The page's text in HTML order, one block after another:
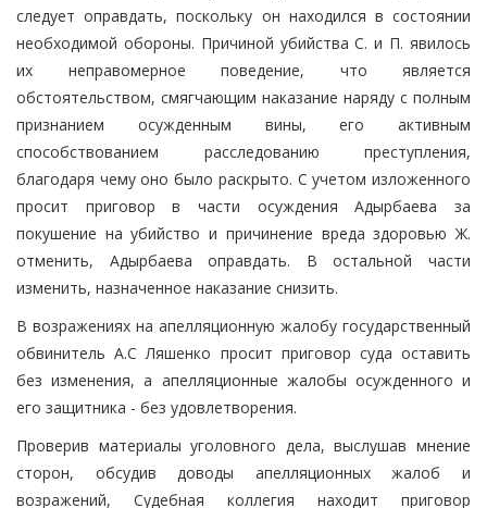
следует оправдать, поскольку он находился в состоянии
необходимой обороны. Причиной убийства С. и П. явилось
их неправомерное поведение, что является
обстоятельством, смягчающим наказание наряду с полным
признанием осужденным вины, его активным
способствованием расследованию преступления,
благодаря чему оно было раскрыто. С учетом изложенного
просит приговор в части осуждения Адырбаева за
покушение на убийство и причинение вреда здоровью Ж.
отменить, Адырбаева оправдать. В остальной части
изменить, назначенное наказание снизить.
В возражениях на апелляционную жалобу государственный
обвинитель А.С Ляшенко просит приговор суда оставить
без изменения, а апелляционные жалобы осужденного и
его защитника - без удовлетворения.
Проверив материалы уголовного дела, выслушав мнение
сторон, обсудив доводы апелляционных жалоб и
возражений, Судебная коллегия находит приговор